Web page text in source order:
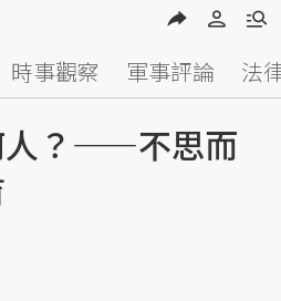
時事觀察 軍事評論 法
人？——不思而